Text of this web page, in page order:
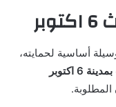
أساسية لحمايته،
اكتوبر